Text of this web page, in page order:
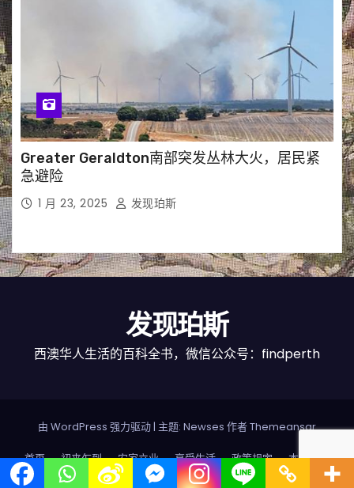
Greater Geraldton南部突发丛林大火，居民紧
急避险
1 月 23, 2025 发现珀斯
发现珀斯
西澳华人生活的百科全书，微信公众号：findperth
由 WordPress 强力驱动| 主题: Newses 作者Themeansar
首页 初来乍到 安家立业 享受生活 政策规定
本地向导